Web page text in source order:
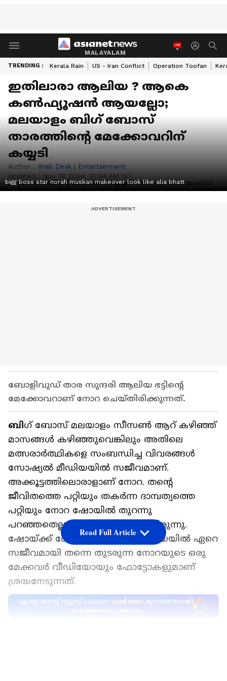
MALAYALAM
TRENDING : Kerala Rain US - Iran Conflict Operation Toofan
ഇതിലാരാ ആലിയ ? ആകെ
കൺഫ്യൂഷൻ ആയല്ലോ;
മലയാളം ബി​ഗ് ബോസ്
താരത്തിന്റെ മേക്കോവറിന്
കയ്യടി
Author : Web Desk | Entertainment
Updated : Nov 19 2024, 10:44 AM IST
bigg boss star norah muskan makeover look like alia bhatt
ബോളിവുഡ് താര സുന്ദരി ആലിയ ഭട്ടിന്റെ
മേക്കോവറാണ് നോറ ചെയ്തിരിക്കുന്നത്.
ബി​ഗ് ബോസ് മലയാളം സീസൺ ആറ് കഴിഞ്ഞ്
മാസങ്ങൾ കഴിഞ്ഞുവെങ്കിലും അതിലെ
മത്സരാർത്ഥികളെ സംബന്ധിച്ച വിവരങ്ങൾ
സോഷ്യൽ മീഡിയയിൽ സജീവമാണ്.
അക്കൂട്ടത്തിലൊരാളാണ് നോറ. തന്റെ
ജീവിതത്തെ പറ്റിയും തകർന്ന ദാമ്പത്യത്തെ
പറ്റിയും നോറ ഷോയിൽ തുറന്നു
പറഞ്ഞതെല്ലാം ഏറെ ശ്രദ്ധനേടിയിരുന്നു.
ഷോയ്ക്ക് ശേഷം സോഷ്യൽ മീഡിയയിൽ ഏറെ
സജീവമായി തന്നെ തുടരുന്ന നോറയുടെ ഒരു
മേക്കവർ വീഡിയോയും ഫോട്ടോകളുമാണ്
ശ്രദ്ധനേടുന്നത്.
ഏഷ്യാനെറ്റ് ന്യൂസ് പ്രധാന വാർത്താ സ്രോതസായി
തെരഞ്ഞെടുക്കുക
Read Full Article